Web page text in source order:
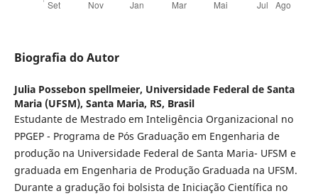
Biografia do Autor
Julia Possebon spellmeier, Universidade Federal de Santa
Maria (UFSM), Santa Maria, RS, Brasil
Estudante de Mestrado em Inteligência Organizacional no
PPGEP - Programa de Pós Graduação em Engenharia de
produção na Universidade Federal de Santa Maria- UFSM e
graduada em Engenharia de Produção Graduada na UFSM.
Durante a gradução foi bolsista de Iniciação Científica no